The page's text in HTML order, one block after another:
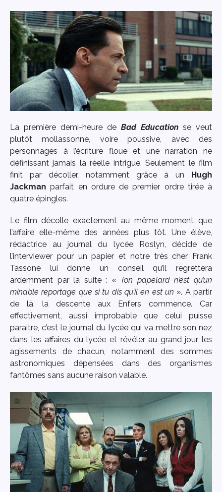
La première demi-heure de Bad Education se veut
plutôt mollassonne, voire poussive, avec des
personnages à l’écriture floue et une narration ne
définissant jamais la réelle intrigue. Seulement le film
finit par décoller, notamment grâce à un Hugh
Jackman parfait en ordure de premier ordre tirée à
quatre épingles.
Le film décolle exactement au même moment que
l’affaire elle-même des années plus tôt. Une élève,
rédactrice au journal du lycée Roslyn, décide de
l’interviewer pour un papier et notre très cher Frank
Tassone lui donne un conseil qu’il regrettera
ardemment par la suite : « Ton papelard n’est qu’un
minable reportage que si tu dis qu’il en est un ». A partir
de là, la descente aux Enfers commence. Car
effectivement, aussi improbable que celui puisse
paraitre, c’est le journal du lycée qui va mettre son nez
dans les affaires du lycée et révéler au grand jour les
agissements de chacun, notamment des sommes
astronomiques dépensées dans des organismes
fantômes sans aucune raison valable.